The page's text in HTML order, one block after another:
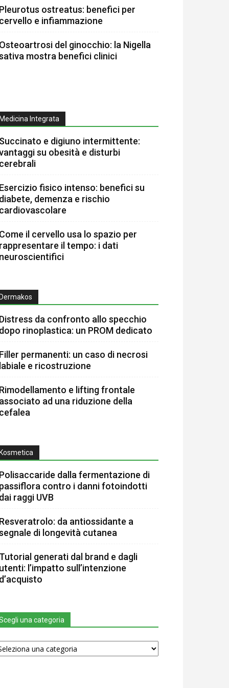
ostreatus: benefici per
e infiammazione
del ginocchio: la Nigella
mostra benefici clinici
Integrata
e digiuno intermittente:
su obesità e disturbi
fisico intenso: benefici su
demenza e rischio
il cervello usa lo spazio per
il tempo: i dati
da confronto allo specchio
rinoplastica: un PROM dedicato
permanenti: un caso di necrosi
e ricostruzione
e lifting frontale
ad una riduzione della
dalla fermentazione di
contro i danni fotoindotti
raggi UVB
da antiossidante a
di longevità cutanea
generati dal brand e dagli
l’impatto sull’intenzione
una categoria